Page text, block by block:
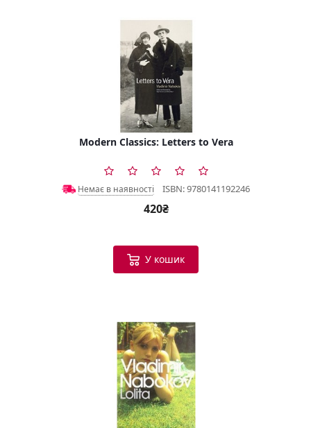
Modern Classics: Letters to Vera
Немає в наявності ISBN: 9780141192246
420₴
У кошик